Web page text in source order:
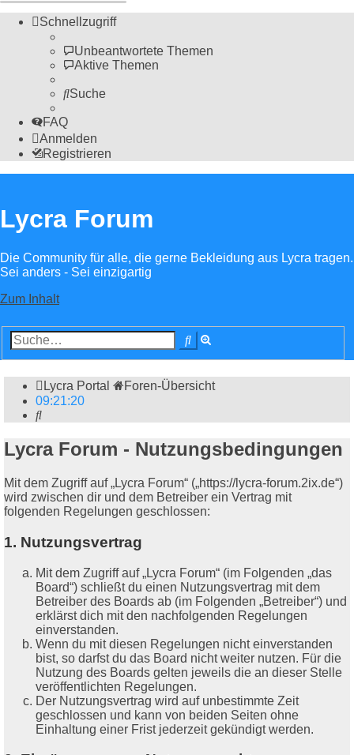
Schnellzugriff
Unbeantwortete Themen
Aktive Themen
Suche
FAQ
Anmelden
Registrieren
Lycra Forum
Die Community für alle, die gerne Bekleidung aus Lycra tragen.
Sei anders - Sei einzigartig
Zum Inhalt
Suche
Lycra Portal
Foren-Übersicht
09:21:20
Suche
Lycra Forum - Nutzungsbedingungen
Mit dem Zugriff auf „Lycra Forum“ („https://lycra-forum.2ix.de“)
wird zwischen dir und dem Betreiber ein Vertrag mit
folgenden Regelungen geschlossen:
1. Nutzungsvertrag
Mit dem Zugriff auf „Lycra Forum“ (im Folgenden „das
Board“) schließt du einen Nutzungsvertrag mit dem
Betreiber des Boards ab (im Folgenden „Betreiber“) und
erklärst dich mit den nachfolgenden Regelungen
einverstanden.
Wenn du mit diesen Regelungen nicht einverstanden
bist, so darfst du das Board nicht weiter nutzen. Für die
Nutzung des Boards gelten jeweils die an dieser Stelle
veröffentlichten Regelungen.
Der Nutzungsvertrag wird auf unbestimmte Zeit
geschlossen und kann von beiden Seiten ohne
Einhaltung einer Frist jederzeit gekündigt werden.